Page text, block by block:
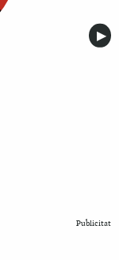
▶︎
Publicitat